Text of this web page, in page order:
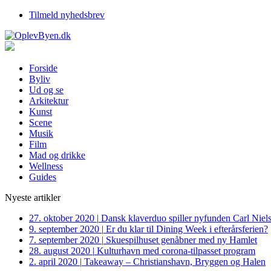
Tilmeld nyhedsbrev
Forside
Byliv
Ud og se
Arkitektur
Kunst
Scene
Musik
Film
Mad og drikke
Wellness
Guides
Nyeste artikler
27. oktober 2020 | Dansk klaverduo spiller nyfunden Carl
9. september 2020 | Er du klar til Dining Week i efterårsferien?
7. september 2020 | Skuespilhuset genåbner med ny Hamlet
28. august 2020 | Kulturhavn med corona-tilpasset program
2. april 2020 | Takeaway – Christianshavn, Bryggen og Halen